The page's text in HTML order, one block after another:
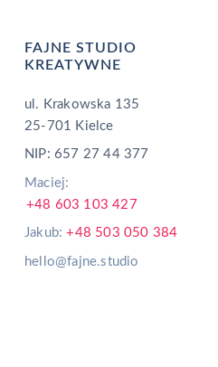
FAJNE STUDIO
KREATYWNE
ul. Krakowska 135
25-701 Kielce
NIP: 657 27 44 377
Maciej:
+48 603 103 427
Jakub:+48 503 050 384
hello@fajne.studio